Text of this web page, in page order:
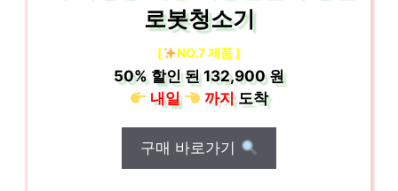
로봇청소기
[ NO.7 제품 ]
50%할인 된132,900 원
내일
까지도착
구매 바로가기